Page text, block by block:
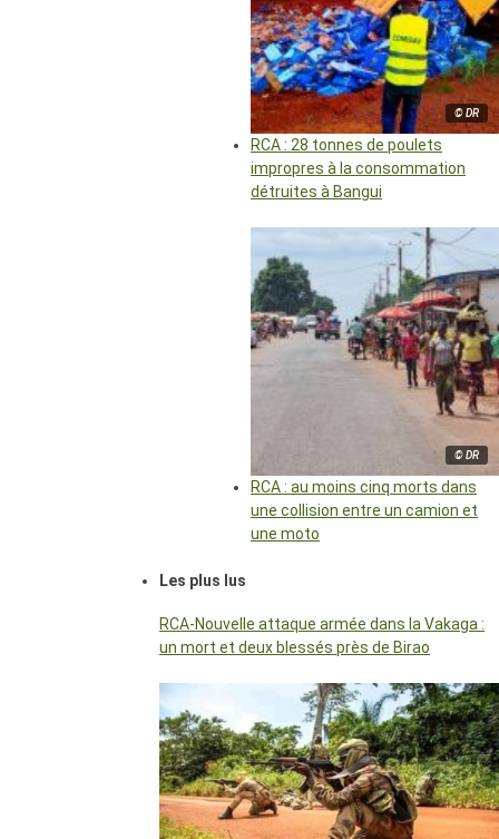
© DR
RCA : 28 tonnes de poulets
impropres à la consommation
détruites à Bangui
© DR
RCA : au moins cinq morts dans
une collision entre un camion et
une moto
Les plus lus
RCA-Nouvelle attaque armée dans la Vakaga :
un mort et deux blessés près de Birao